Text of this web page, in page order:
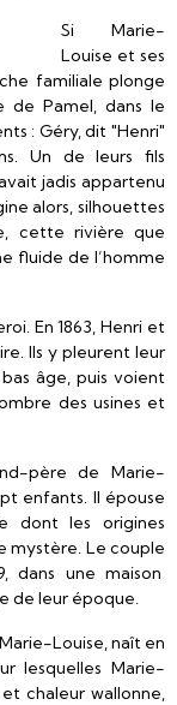
Si Marie-
Louise et ses
familiale plonge
de Pamel, dans le
: Géry, dit "Henri"
Un de leurs fils
jadis appartenu
alors, silhouettes
cette rivière que
fluide de l’homme
En 1863, Henri et
Ils y pleurent leur
âge, puis voient
des usines et
père de Marie-
enfants. Il épouse
dont les origines
mystère. Le couple
dans une maison
de leur époque.
Louise, naît en
lesquelles Marie-
chaleur wallonne,